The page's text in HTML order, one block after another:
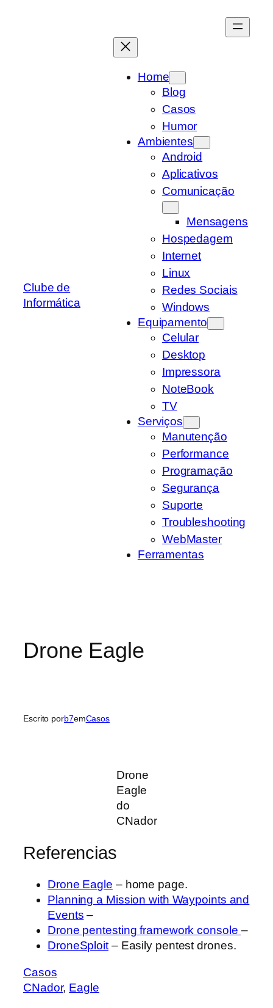
Clube de
Informática
Home
Blog
Casos
Humor
Ambientes
Android
Aplicativos
Comunicação
Mensagens
Hospedagem
Internet
Linux
Redes Sociais
Windows
Equipamento
Celular
Desktop
Impressora
NoteBook
TV
Serviços
Manutenção
Performance
Programação
Segurança
Suporte
Troubleshooting
WebMaster
Ferramentas
Drone Eagle
Escrito porb7emCasos
Drone
Eagle
do
CNador
Referencias
Drone Eagle – home page.
Planning a Mission with Waypoints and
Events –
Drone pentesting framework console –
DroneSploit– Easily pentest drones.
Casos
CNador, Eagle